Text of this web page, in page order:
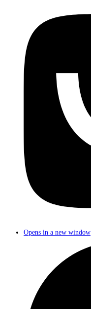
Opens in a new window